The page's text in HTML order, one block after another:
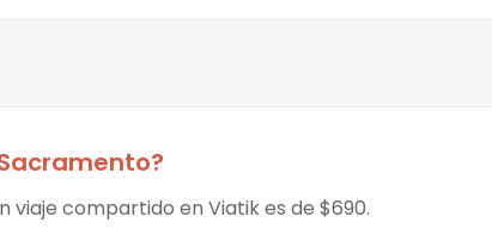
?
viaje compartido en Viatik es de $690.